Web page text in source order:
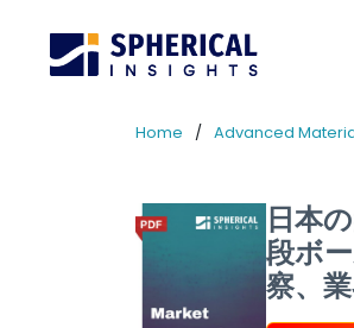
Home Advanced
日本
段ボ
察、